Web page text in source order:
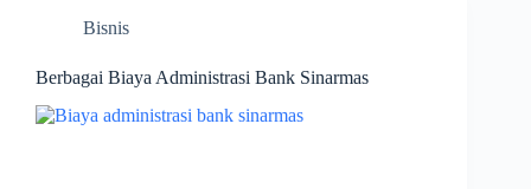
Bisnis
Berbagai Biaya Administrasi Bank Sinarmas